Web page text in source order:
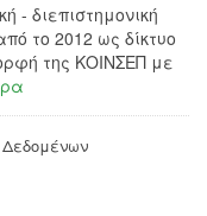
- διεπιστημονική
το 2012 ως δίκτυο
της ΚΟΙΝΣΕΠ με